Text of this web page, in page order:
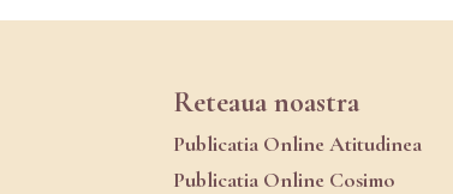
Reteaua noastra
Publicatia Online Atitudinea
Publicatia Online Cosimo